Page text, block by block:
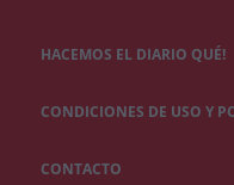
HACEMOS EL DIARIO QUÉ!
CONDICIONES DE USO Y
CONTACTO